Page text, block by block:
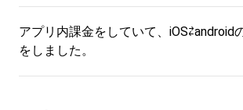
アプリ内課金をしていて、iOS⇄android
をしました。